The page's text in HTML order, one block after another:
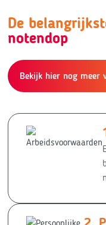
De
notendop
Bekijk hier nog meer